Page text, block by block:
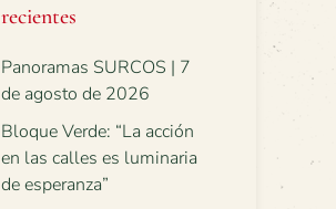
recientes
Panoramas SURCOS | 7
de agosto de 2026
Bloque Verde: “La acción
en las calles es luminaria
de esperanza”